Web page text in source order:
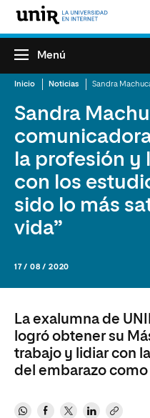
Menú
Inicio Noticias
Sandra
la profesión y
con los
sido lo más
vida”
17 / 08 / 2020
La exalumna de
logró obtener su
trabajo y lidiar con
del embarazo